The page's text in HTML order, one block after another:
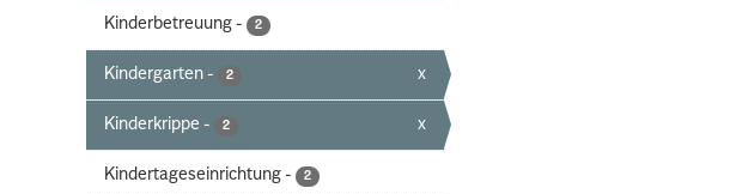
Kinderbetreuung - 2
Kindergarten - 2 x
Kinderkrippe - 2 x
Kindertageseinrichtung - 2